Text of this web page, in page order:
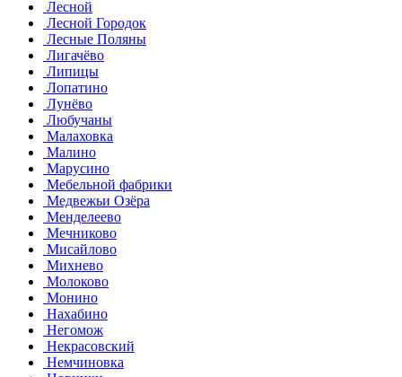
Лесной
Лесной Городок
Лесные Поляны
Лигачёво
Липицы
Лопатино
Лунёво
Любучаны
Малаховка
Малино
Марусино
Мебельной фабрики
Медвежьи Озёра
Менделеево
Мечниково
Мисайлово
Михнево
Молоково
Монино
Нахабино
Негомож
Некрасовский
Немчиновка